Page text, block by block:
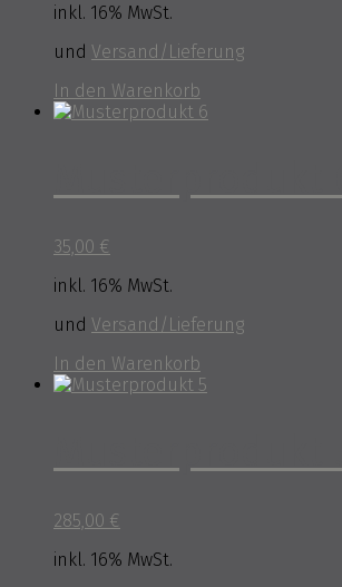
inkl. 16% MwSt.
und Versand/Lieferung
In den Warenkorb
35,00 €
inkl. 16% MwSt.
und Versand/Lieferung
In den Warenkorb
285,00 €
inkl. 16% MwSt.